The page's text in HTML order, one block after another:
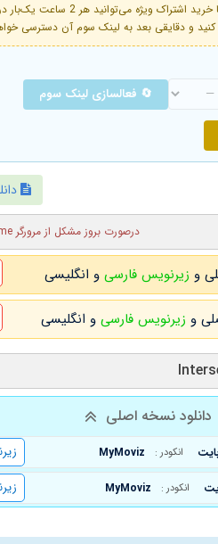
فعال است. با خرید اشتراک ویژه
🔄 فعالسازی لینک سوم
درصورت بروز مشکل از مرورگر Google Chrome استفاده کنید
زیرنویس فارسی و انگلیسی
زیرنویس فارسی و انگلیسی
دانلود نسخه اصلی
انکودر : MyMoviz
انکودر : MyMoviz